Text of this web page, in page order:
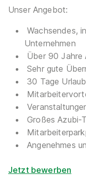
Auszubildende
Zander GmbH & Co.
01.08.2026
45141 Essen
1.061 - 1.214 € pro
Ähnliche Stellen
Unser Angebot:
Wachsendes,
Unternehmen
Über 90 Jahre
Sehr gute
30 Tage Urlaub
Großes Azubi-
Angenehmes
Jetzt bewerben